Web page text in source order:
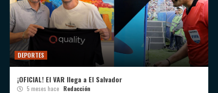
DEPORTES
¡OFICIAL! El VAR llega a El Salvador
5 meses hace Redacción